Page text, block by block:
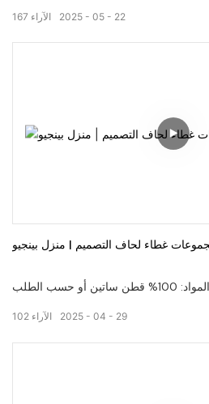
info@pingiohome.com
2025 05 22
167 الآراء
غطاء لحاف التصميم | منزل بينجيو
2025 04 29
102 الآراء